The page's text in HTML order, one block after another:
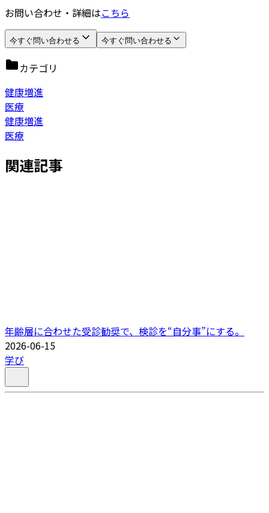
お問い合わせ・詳細はこちら
今すぐ問い合わせる 今すぐ問い合わせる
カテゴリ
健康増進
医療
健康増進
医療
関連記事
年齢層に合わせた受診勧奨で、検診を“自分事”にする。
2026-06-15
学び